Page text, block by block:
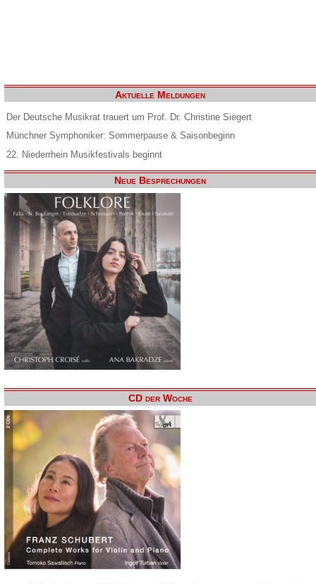
Aktuelle Meldungen
Der Deutsche Musikrat trauert um Prof. Dr. Christine Siegert
Münchner Symphoniker: Sommerpause & Saisonbeginn
22. Niederrhein Musikfestivals beginnt
Neue Besprechungen
CD der Woche